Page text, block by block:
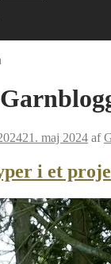
21. maj 2024 af
i et